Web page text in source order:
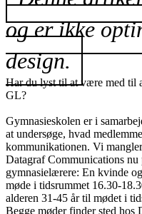
og er ikke
design.
Har du lyst til at være med til
GL?
Gymnasieskolen er i
at undersøge, hvad
kommunikationen. Vi
Datagraf Communications
gymnasielærere: En kvinde
møde i tidsrummet 16.30-
alderen 31-45 år til mødet i
Begge møder finder sted hos